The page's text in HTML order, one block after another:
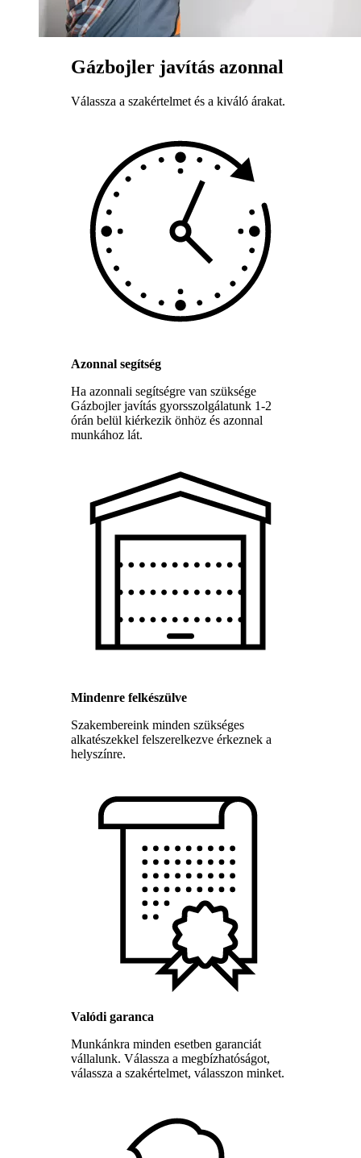
Gázbojler javítás azonnal
Válassza a szakértelmet és a kiváló árakat.
Azonnal segítség
Ha azonnali segítségre van szüksége
Gázbojler javítás gyorsszolgálatunk 1-2
órán belül kiérkezik önhöz és azonnal
munkához lát.
Mindenre felkészülve
Szakembereink minden szükséges
alkatészekkel felszerelkezve érkeznek a
helyszínre.
Valódi garanca
Munkánkra minden esetben garanciát
vállalunk. Válassza a megbízhatóságot,
válassza a szakértelmet, válasszon minket.